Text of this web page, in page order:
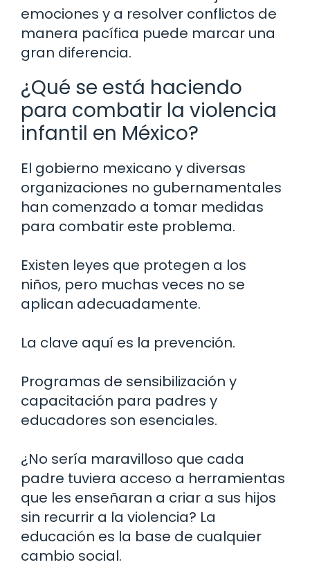
emociones y a resolver conflictos de
manera pacífica puede marcar una
gran diferencia.
¿Qué se está haciendo
para combatir la violencia
infantil en México?
El gobierno mexicano y diversas
organizaciones no gubernamentales
han comenzado a tomar medidas
para combatir este problema.
Existen leyes que protegen a los
niños, pero muchas veces no se
aplican adecuadamente.
La clave aquí es la prevención.
Programas de sensibilización y
capacitación para padres y
educadores son esenciales.
¿No sería maravilloso que cada
padre tuviera acceso a herramientas
que les enseñaran a criar a sus hijos
sin recurrir a la violencia? La
educación es la base de cualquier
cambio social.